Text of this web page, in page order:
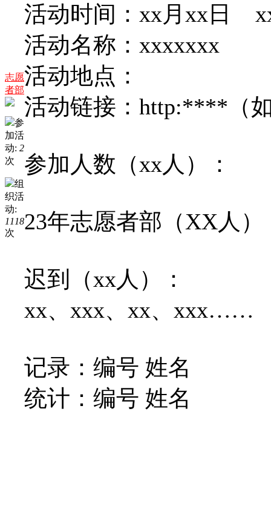
志愿
者部
参
加活
动: 2
次
组
织活
动:
1118
次
活动时间：xx月xx日
活动名称：xxxxxxx
活动地点：
活动链接：http:****（
参加人数（xx人）：
23年志愿者部（XX人
迟到（xx人）：
xx、xxx、xx、xxx……
记录：编号 姓名
统计： 编号 姓名